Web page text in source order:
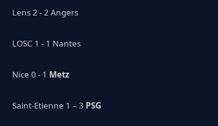
Lens 2 - 2 Angers
LOSC 1 - 1 Nantes
Nice 0 - 1 Metz
Saint-Etienne 1 – 3 PSG